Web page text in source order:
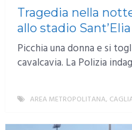
Tragedia nella
allo stadio Sant’Elia
Picchia una donna e si
cavalcavia. La Polizia
AREA METROPOLITANA,